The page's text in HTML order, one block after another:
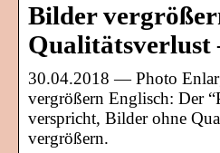
Bilder
Qualitätsverlust
30.04.2018 — Photo
vergrößern Englisch: Der
verspricht, Bilder ohne
vergrößern.